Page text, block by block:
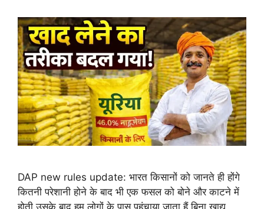
DAP new rules update: भारत किसानों को जानते ही होंगे
कितनी परेशानी होने के बाद भी एक फसल को बोने और काटने में
होती उसके बाद हम लोगों के पास पहुंचाया जाता हैं बिना खाद्य